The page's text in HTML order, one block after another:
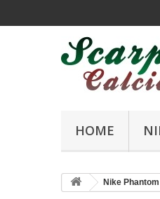
HOME
Nike